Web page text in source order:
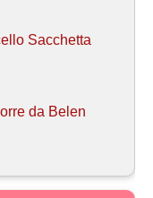
Sacchetta
da Belen